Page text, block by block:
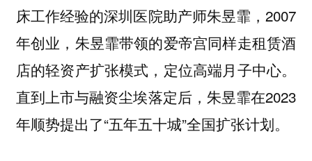
床工作经验的深圳医院助产师朱昱霏，2007
年创业，朱昱霏带领的爱帝宫同样走租赁酒
店的轻资产扩张模式，定位高端月子中心。
直到上市与融资尘埃落定后，朱昱霏在2023
年顺势提出了“五年五十城”全国扩张计划。